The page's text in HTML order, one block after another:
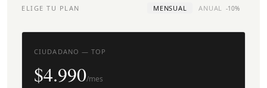
ELIGE TU PLAN MENSUAL ANUAL -10%
CIUDADANO — TOP
$4.990/mes